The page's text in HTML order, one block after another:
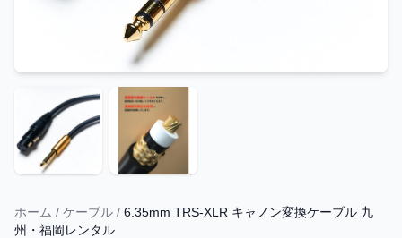
ホーム / ケーブル / 6.35mm TRS-XLR キャノン変換ケーブル 九
州・福岡レンタル